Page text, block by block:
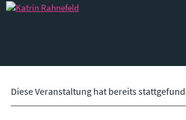
Systemische Körper­psycho­therapie
Diese Veranstaltung hat bereits